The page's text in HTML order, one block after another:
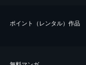
ポイント（レンタル）作品